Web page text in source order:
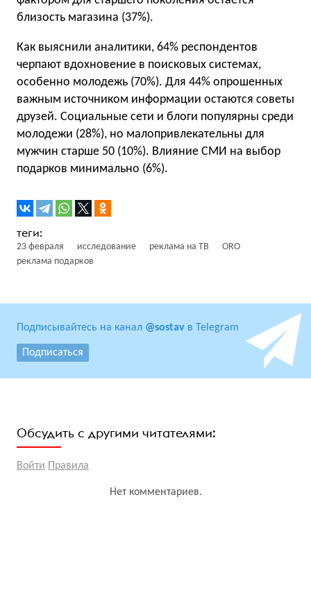
близость магазина (37%).
Как выяснили аналитики, 64% респондентов
черпают вдохновение в поисковых системах,
особенно молодежь (70%). Для 44% опрошенных
важным источником информации остаются советы
друзей. Социальные сети и блоги популярны среди
молодежи (28%), но малопривлекательны для
мужчин старше 50 (10%). Влияние СМИ на выбор
подарков минимально (6%).
23 февраля исследование реклама на ТВ
ORO
реклама подарков
Подписывайтесь на канал @sostav в Telegram
Подписаться
Обсудить с другими читателями:
Войти Правила
Нет комментариев.